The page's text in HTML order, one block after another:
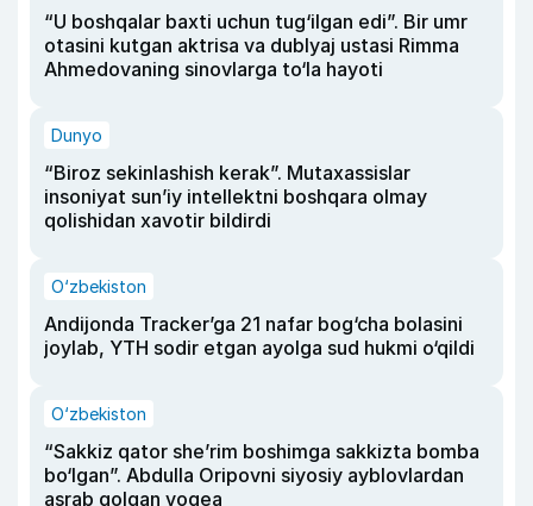
“U boshqalar baxti uchun tug‘ilgan edi”. Bir umr
otasini kutgan aktrisa va dublyaj ustasi Rimma
Ahmedovaning sinovlarga to‘la hayoti
Dunyo
“Biroz sekinlashish kerak”. Mutaxassislar
insoniyat sun’iy intellektni boshqara olmay
qolishidan xavotir bildirdi
O‘zbekiston
Andijonda Tracker’ga 21 nafar bog‘cha bolasini
joylab, YTH sodir etgan ayolga sud hukmi o‘qildi
O‘zbekiston
“Sakkiz qator she’rim boshimga sakkizta bomba
bo‘lgan”. Abdulla Oripovni siyosiy ayblovlardan
asrab qolgan voqea